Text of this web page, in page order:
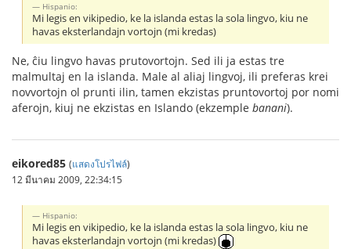
Hispanio:
Mi legis en vikipedio, ke la islanda estas la sola lingvo, kiu ne
havas eksterlandajn vortojn (mi kredas)
Ne, ĉiu lingvo havas prutovortojn. Sed ili ja estas tre
malmultaj en la islanda. Male al aliaj lingvoj, ili preferas krei
novvortojn ol prunti ilin, tamen ekzistas pruntovortoj por nomi
aferojn, kiuj ne ekzistas en Islando (ekzemple banani).
eikored85 (แสดงโปรไฟล์)
12 มีนาคม 2009, 22:34:15
Hispanio:
Mi legis en vikipedio, ke la islanda estas la sola lingvo, kiu ne
havas eksterlandajn vortojn (mi kredas)